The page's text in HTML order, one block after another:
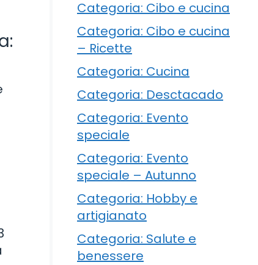
Categoria: Cibo e cucina
Categoria: Cibo e cucina
– Ricette
Categoria: Cucina
Categoria: Desctacado
Categoria: Evento
speciale
Categoria: Evento
speciale – Autunno
Categoria: Hobby e
artigianato
Categoria: Salute e
benessere